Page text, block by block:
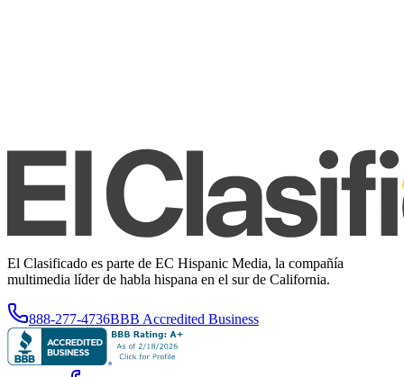
El Clasificado es parte de EC Hispanic Media, la compañía
multimedia líder de habla hispana en el sur de California.
888-277-4736BBB Accredited Business